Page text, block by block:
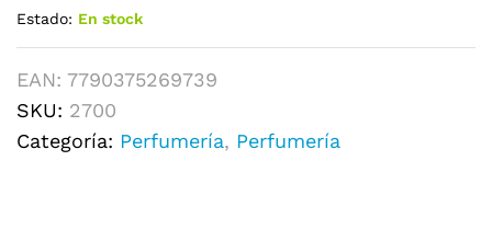
Estado: En stock
EAN: 7790375269739
SKU: 2700
Categoría: Perfumería, Perfumería